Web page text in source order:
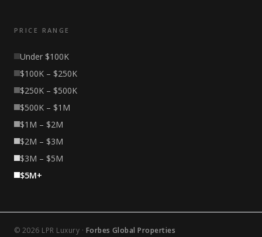
PRICE RANGE
Under $100K
$100K – $250K
$250K – $500K
$500K – $1M
$1M – $2M
$2M – $3M
$3M – $5M
$5M+
© 2026 LPR Luxury · Forbes Global Properties